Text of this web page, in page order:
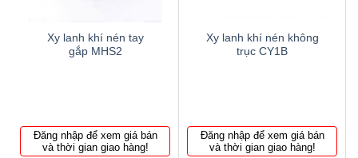
Xy lanh khí nén tay
gắp MHS2
Đăng nhập để xem giá bán
và thời gian giao hàng!
Xy lanh khí nén không
trục CY1B
Đăng nhập để xem giá bán
và thời gian giao hàng!